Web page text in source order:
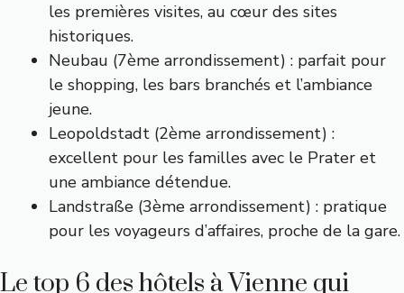
les premières visites, au cœur des sites
historiques.
Neubau (7ème arrondissement) : parfait pour
le shopping, les bars branchés et l’ambiance
jeune.
Leopoldstadt (2ème arrondissement) :
excellent pour les familles avec le Prater et
une ambiance détendue.
Landstraße (3ème arrondissement) : pratique
pour les voyageurs d’affaires, proche de la gare.
Le top 6 des hôtels à Vienne qui